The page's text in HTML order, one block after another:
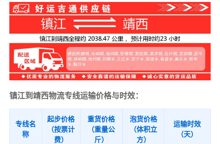
镇江到靖西物流专线运输价格与时效：
专线名
称
起步价格
（按票计
费）
重货价格
（重量公
斤）
泡货价格
（体积立
方）
运输时效
（天）